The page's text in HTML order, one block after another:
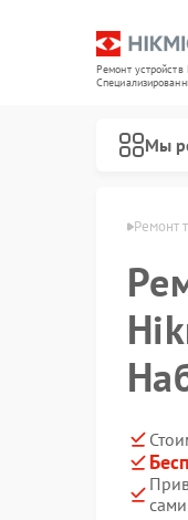
Ремонт
Мы
Ремонт
сами